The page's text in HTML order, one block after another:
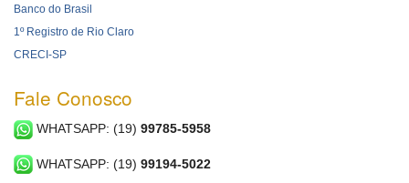
Banco do Brasil
1º Registro de Rio Claro
CRECI-SP
Fale Conosco
WHATSAPP: (19) 99785-5958
WHATSAPP: (19) 99194-5022